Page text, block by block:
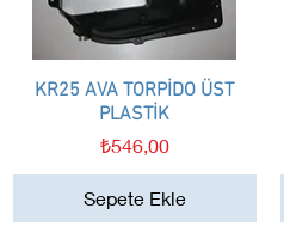
Hızlı Bakış
KR25 AVA TORPİDO ÜST
PLASTİK
Fiyat
₺546,00
Sepete Ekle